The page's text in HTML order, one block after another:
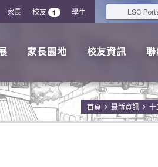
家長 校友 1 學生 LSC
家長園地 校友資訊
首頁 最新資訊 十